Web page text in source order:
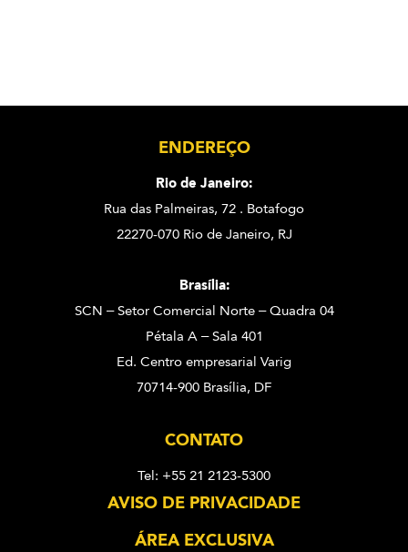
ENDEREÇO
Rio de Janeiro:
Rua das Palmeiras, 72 . Botafogo
22270-070 Rio de Janeiro, RJ
Brasília:
SCN – Setor Comercial Norte – Quadra 04
Pétala A – Sala 401
Ed. Centro empresarial Varig
70714-900 Brasília, DF
CONTATO
Tel: +55 21 2123-5300
AVISO DE PRIVACIDADE
ÁREA EXCLUSIVA